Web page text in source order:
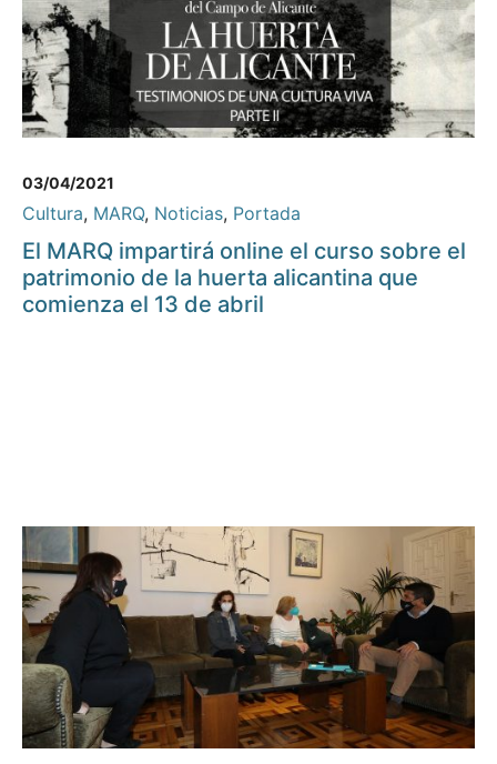
03/04/2021
Cultura, MARQ, Noticias, Portada
El MARQ impartirá online el curso sobre el
patrimonio de la huerta alicantina que
comienza el 13 de abril